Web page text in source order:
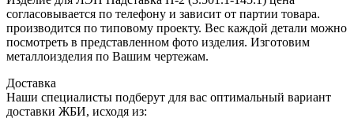
согласовывается по телефону и зависит от партии товара.
производится по типовому проекту. Вес каждой детали можно
посмотреть в представленном фото изделия. Изготовим
металлоизделия по Вашим чертежам.
Доставка
Наши специалисты подберут для вас оптимальный вариант
доставки ЖБИ, исходя из: